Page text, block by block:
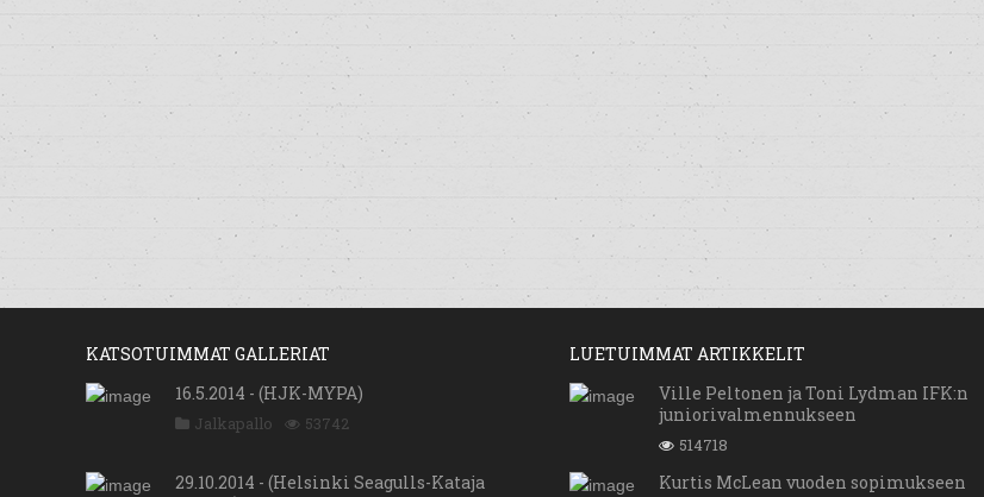
KATSOTUIMMAT GALLERIAT
16.5.2014 - (HJK-MYPA)
Jalkapallo 53742
29.10.2014 - (Helsinki Seagulls-Kataja
LUETUIMMAT ARTIKKELIT
Ville Peltonen ja Toni Lydman IFK:n
juniorivalmennukseen
514718
Kurtis McLean vuoden sopimukseen